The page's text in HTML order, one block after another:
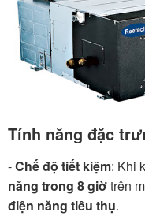
Tính năng đặc
-Chế độ tiết kiệm: Khi
năng trong 8 giờtrên
điện năng tiêu thụ.